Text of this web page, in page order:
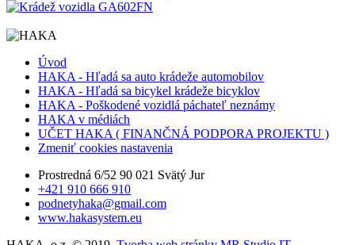
Úvod
HAKA - Hľadá sa auto krádeže automobilov
HAKA - Hľadá sa bicykel krádeže bicyklov
HAKA - Poškodené vozidlá páchateľ neznámy
HAKA v médiách
UČET HAKA ( FINANČNÁ PODPORA PROJEKTU )
Zmeniť cookies nastavenia
Prostredná 6/52 90 021 Svätý Jur
+421 910 666 910
podnetyhaka@gmail.com
www.hakasystem.eu